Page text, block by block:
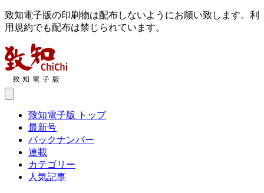
致知電子版の印刷物は配布しないようにお願い致します。利
用規約でも配布は禁じられています。
致知電子版 トップ
最新号
バックナンバー
連載
カテゴリー
人気記事